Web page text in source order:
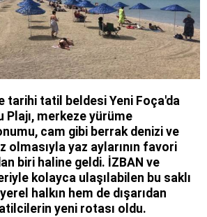
tarihi tatil beldesi Yeni Foça'da
Plajı, merkeze yürüme
cam gibi berrak denizi ve
olmasıyla yaz aylarının favori
biri haline geldi. İZBAN ve
kolayca ulaşılabilen bu saklı
halkın hem de dışarıdan
yeni rotası oldu.